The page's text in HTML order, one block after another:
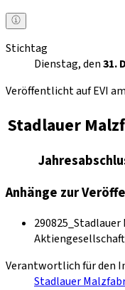
Stichtag
Dienstag, den31.
Veröffentlicht auf EVI
Stadlauer
Anhänge zur
Verantwortlich für den
Stadlauer